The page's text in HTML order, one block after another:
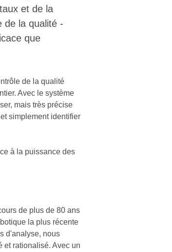
et de la
de la qualité -
que
de la qualité
Avec le système
mais très précise
simplement identifier
à la puissance des
de plus de 80 ans
la plus récente
d'analyse, nous
et rationalisé. Avec un